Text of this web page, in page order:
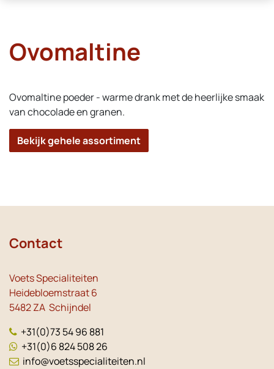
Ovomaltine
Ovomaltine poeder - warme drank met de heerlijke smaak
van chocolade en granen.
Bekijk gehele assortiment
Contact
Voets Specialiteiten
Heidebloemstraat 6
5482 ZA Schijndel
+31(0)73 54 96 881
+31(0)6 824 508 26
info@voetsspecialiteiten.nl